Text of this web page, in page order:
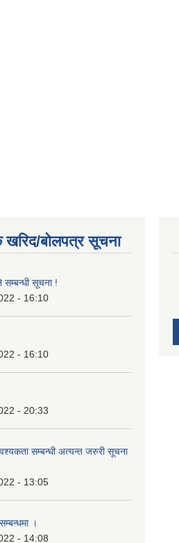
खरिद/बोलपत्र सूचना
सम्बन्धी सूचना !
- 16:10
- 16:10
- 20:33
सम्बन्धी अत्यन्त जरुरी सूचना
- 13:05
।
- 14:08